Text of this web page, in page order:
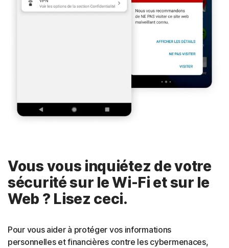
Vous vous inquiétez de votre
sécurité sur le Wi-Fi et sur le
Web ? Lisez ceci.
Pour vous aider à protéger vos informations
personnelles et financières contre les cybermenaces,